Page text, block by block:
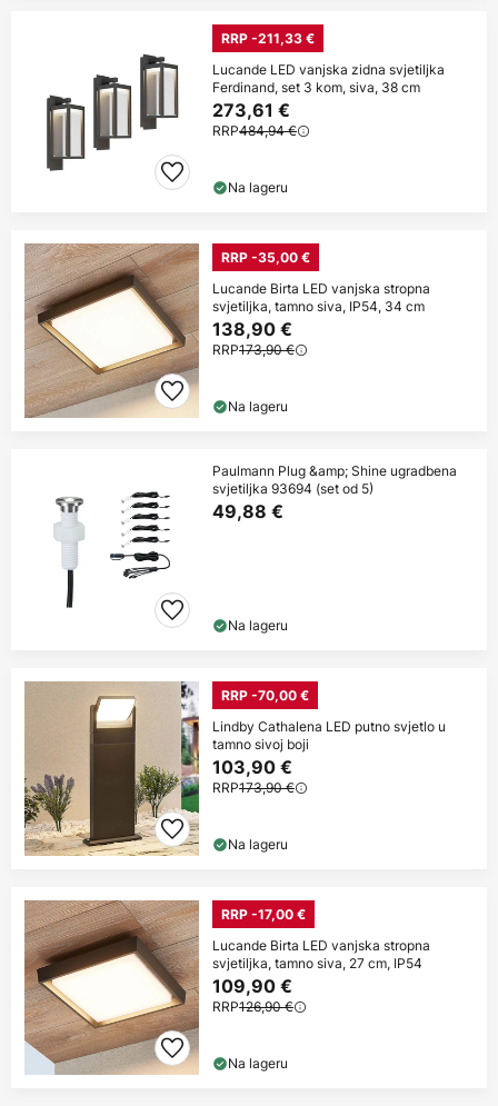
RRP -211,33 €
Lucande LED vanjska zidna svjetiljka
Ferdinand, set 3 kom, siva, 38 cm
273,61 €
RRP484,94 €
Na lageru
RRP -35,00 €
Lucande Birta LED vanjska stropna
svjetiljka, tamno siva, IP54, 34 cm
138,90 €
RRP173,90 €
Na lageru
Paulmann Plug &amp; Shine ugradbena
svjetiljka 93694 (set od 5)
49,88 €
Na lageru
RRP -70,00 €
Lindby Cathalena LED putno svjetlo u
tamno sivoj boji
103,90 €
RRP173,90 €
Na lageru
RRP -17,00 €
Lucande Birta LED vanjska stropna
svjetiljka, tamno siva, 27 cm, IP54
109,90 €
RRP126,90 €
Na lageru